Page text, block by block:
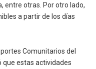
entre otras. Por otro lado,
a partir de los días
Comunitarios del
que estas actividades